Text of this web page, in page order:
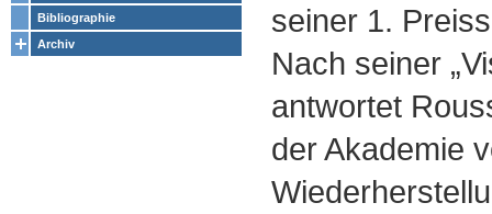
Bibliographie
Archiv
seiner 1.
Nach seiner
antwortet
der Akademie